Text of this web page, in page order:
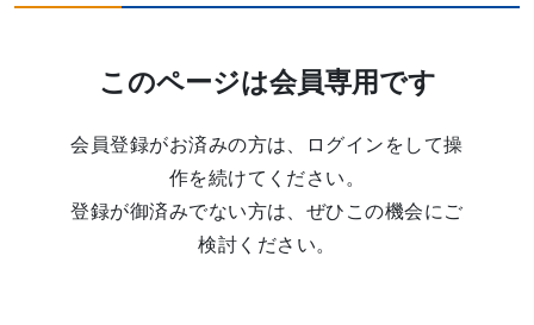
このページは会員専用です
会員登録がお済みの方は、ログインをして操
作を続けてください。
登録が御済みでない方は、ぜひこの機会にご
検討ください。